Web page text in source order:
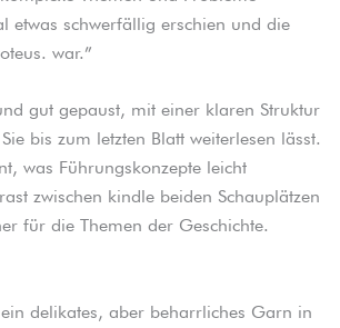
etwas schwerfällig erschien und die
war.”
gut gepaust, mit einer klaren Struktur
bis zum letzten Blatt weiterlesen lässt.
was Führungskonzepte leicht
zwischen kindle beiden Schauplätzen
für die Themen der Geschichte.
delikates, aber beharrliches Garn in